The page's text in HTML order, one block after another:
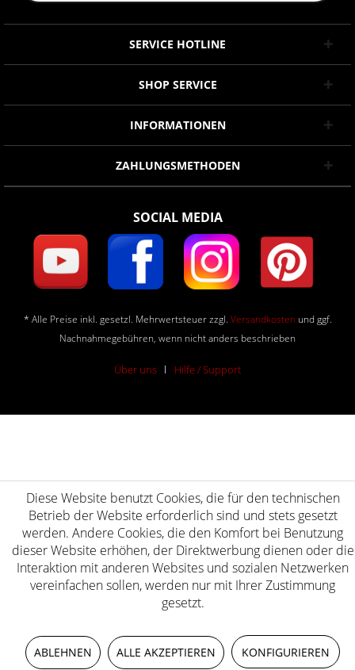
SERVICE HOTLINE
SHOP SERVICE
INFORMATIONEN
ZAHLUNGSMETHODEN
SOCIAL MEDIA
* Alle Preise inkl. gesetzl. Mehrwertsteuer zzgl. Versandkosten und ggf.
Nachnahmegebühren, wenn nicht anders beschrieben
Über uns Hilfe / Support
Diese Website benutzt Cookies, die für den technischen
Betrieb der Website erforderlich sind und stets gesetzt
werden. Andere Cookies, die den Komfort bei Benutzung
dieser Website erhöhen, der Direktwerbung dienen oder die
Interaktion mit anderen Websites und sozialen Netzwerken
vereinfachen sollen, werden nur mit Ihrer Zustimmung
gesetzt.
ABLEHNEN ALLE AKZEPTIEREN KONFIGURIEREN